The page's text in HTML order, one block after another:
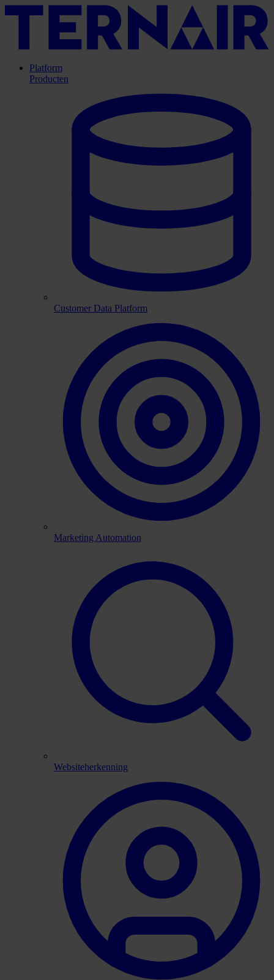
Platform
Producten
Customer Data Platform
Marketing Automation
Websiteherkenning